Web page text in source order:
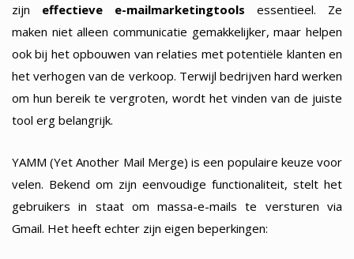
zijn effectieve e-mailmarketingtools essentieel. Ze
maken niet alleen communicatie gemakkelijker, maar helpen
ook bij het opbouwen van relaties met potentiële klanten en
het verhogen van de verkoop. Terwijl bedrijven hard werken
om hun bereik te vergroten, wordt het vinden van de juiste
tool erg belangrijk.
YAMM (Yet Another Mail Merge) is een populaire keuze voor
velen. Bekend om zijn eenvoudige functionaliteit, stelt het
gebruikers in staat om massa-e-mails te versturen via
Gmail. Het heeft echter zijn eigen beperkingen: